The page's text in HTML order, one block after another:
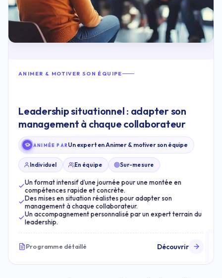
ANIMER & MOTIVER SON ÉQUIPE
Leadership situationnel : adapter son
management à chaque collaborateur
ANIMÉE PAR Un expert en Animer & motiver son équipe
Individuel En équipe Sur-mesure
Un format intensif d’une journée pour une montée en
compétences rapide et concrète.
Des mises en situation réalistes pour adapter son
management à chaque collaborateur.
Un accompagnement personnalisé par un expert terrain du
leadership.
Programme détaillé Découvrir